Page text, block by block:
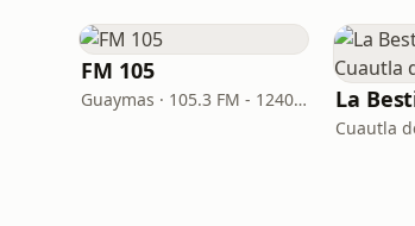
FM 105
Guaymas · 105.3 FM - 1240 AM